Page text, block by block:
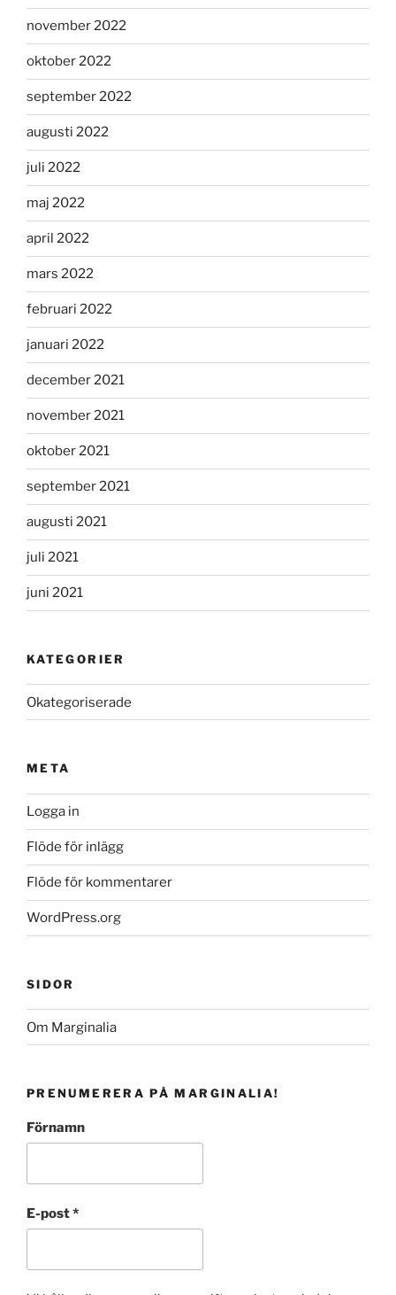
november 2022
oktober 2022
september 2022
augusti 2022
juli 2022
maj 2022
april 2022
mars 2022
februari 2022
januari 2022
december 2021
november 2021
oktober 2021
september 2021
augusti 2021
juli 2021
juni 2021
KATEGORIER
Okategoriserade
META
Logga in
Flöde för inlägg
Flöde för kommentarer
WordPress.org
SIDOR
Om Marginalia
PRENUMERERA PÅ MARGINALIA!
Förnamn
E-post*